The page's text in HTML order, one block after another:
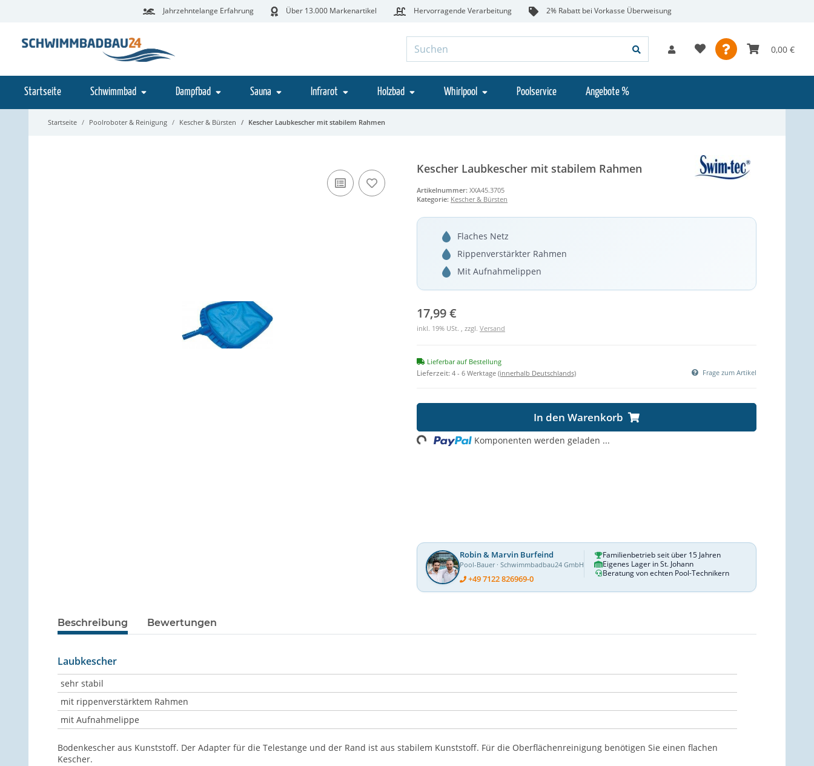
Jahrzehntelange Erfahrung Über 13.000 Markenartikel Hervorragende Verarbeitung 2% Rabatt bei Vorkasse Überweisung
0,00 €
Startseite Schwimmbad Dampfbad Sauna Infrarot Holzbad Whirlpool Poolservice Angebote %
Startseite Poolroboter & Reinigung Kescher & Bürsten Kescher Laubkescher mit stabilem Rahmen
Kescher Laubkescher mit stabilem Rahmen
Artikelnummer: XXA45.3705
Kategorie: Kescher & Bürsten
Flaches Netz
Rippenverstärkter Rahmen
Mit Aufnahmelippen
17,99 €
inkl. 19% USt. , zzgl. Versand
Lieferbar auf Bestellung
Lieferzeit: 4 - 6 Werktage (innerhalb Deutschlands) Frage zum Artikel
In den Warenkorb
Loading... Komponenten werden geladen ...
Robin & Marvin Burfeind
Pool-Bauer · Schwimmbadbau24 GmbH
+49 7122 826969-0
Familienbetrieb seit über 15 Jahren
Eigenes Lager in St. Johann
Beratung von echten Pool-Technikern
Beschreibung Bewertungen
Laubkescher
sehr stabil
mit rippenverstärktem Rahmen
mit Aufnahmelippe
Bodenkescher aus Kunststoff. Der Adapter für die Telestange und der Rand ist aus stabilem Kunststoff. Für die Oberflächenreinigung benötigen Sie einen flachen
Kescher.